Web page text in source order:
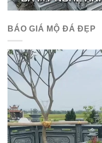
BÁO GIÁ MỘ ĐÁ ĐẸP